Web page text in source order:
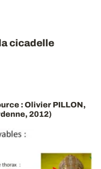
cicadelle
: Olivier PILLON,
2012)